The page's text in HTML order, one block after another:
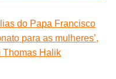
do Papa Francisco
para as mulheres’,
Thomas Halik